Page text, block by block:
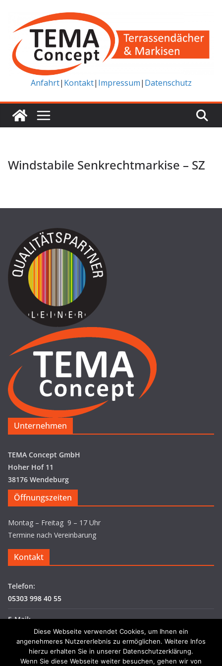
springen
Anfahrt| Kontakt| Impressum| Datenschutz
Windstabile Senkrechtmarkise – SZ
Unternehmen
TEMA Concept GmbH
Hoher Hof 11
38176 Wendeburg
Öffnungszeiten
Montag – Freitag 9 – 17 Uhr
Termine nach Vereinbarung
Kontakt
Telefon:
05303 998 40 55
E-Mail:
info@tema-concept.de
Diese Webseite verwendet Cookies, um Ihnen ein
angenehmeres Nutzererlebnis zu ermöglichen. Weitere Infos
hierzu erhalten Sie in unserer Datenschutzerklärung.
Wenn Sie diese Webseite weiter besuchen, gehen wir von